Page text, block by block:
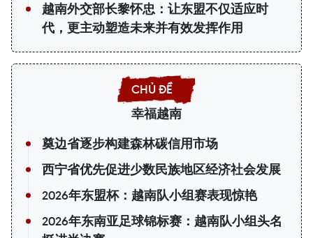
越南外交部长黎怀忠：让东盟不仅适应时
代，更主动塑造未来并有效发挥作用
幸福越南
奠边省逐步构建森林碳信用市场
西宁省优先促进少数民族地区经济社会发展
2026年东盟杯：越南队小组赛表现惊艳
2026年东南亚足球锦标赛：越南队小组头名